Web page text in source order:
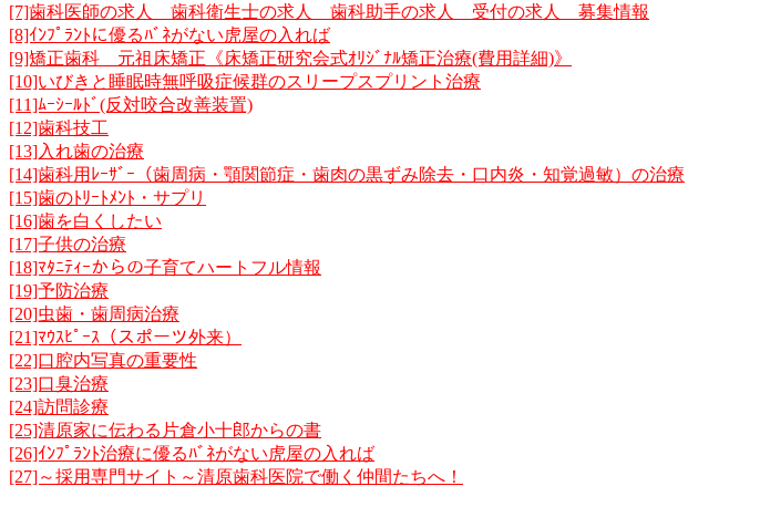
[7]歯科医師の求人 歯科衛生士の求人 歯科助手の求人 受付の求人 募集情報
[8]ｲﾝﾌﾟﾗﾝﾄに優るﾊﾞﾈがない虎屋の入れば
[9]矯正歯科 元祖床矯正《床矯正研究会式ｵﾘｼﾞﾅﾙ矯正治療(費用詳細)》
[10]いびきと睡眠時無呼吸症候群のスリープスプリント治療
[11]ﾑｰｼｰﾙﾄﾞ(反対咬合改善装置)
[12]歯科技工
[13]入れ歯の治療
[14]歯科用ﾚｰｻﾞｰ（歯周病・顎関節症・歯肉の黒ずみ除去・口内炎・知覚過敏）の治療
[15]歯のﾄﾘｰﾄﾒﾝﾄ・サプリ
[16]歯を白くしたい
[17]子供の治療
[18]ﾏﾀﾆﾃｨｰからの子育てハートフル情報
[19]予防治療
[20]虫歯・歯周病治療
[21]ﾏｳｽﾋﾟｰｽ（スポーツ外来）
[22]口腔内写真の重要性
[23]口臭治療
[24]訪問診療
[25]清原家に伝わる片倉小十郎からの書
[26]ｲﾝﾌﾟﾗﾝﾄ治療に優るﾊﾞﾈがない虎屋の入れば
[27]～採用専門サイト～清原歯科医院で働く仲間たちへ！